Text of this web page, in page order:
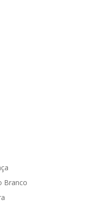
Branco